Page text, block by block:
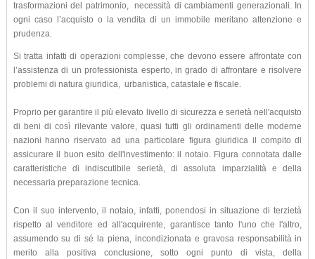
trasformazioni del patrimonio, necessità di cambiamenti generazionali. In
ogni caso l’acquisto o la vendita di un immobile meritano attenzione e
prudenza.
Si tratta infatti di operazioni complesse, che devono essere affrontate con
l’assistenza di un professionista esperto, in grado di affrontare e risolvere
problemi di natura giuridica, urbanistica, catastale e fiscale.
Proprio per garantire il più elevato livello di sicurezza e serietà nell'acquisto
di beni di così rilevante valore, quasi tutti gli ordinamenti delle moderne
nazioni hanno riservato ad una particolare figura giuridica il compito di
assicurare il buon esito dell'investimento: il notaio. Figura connotata dalle
caratteristiche di indiscutibile serietà, di assoluta imparzialità e della
necessaria preparazione tecnica.
Con il suo intervento, il notaio, infatti, ponendosi in situazione di terzietà
rispetto al venditore ed all'acquirente, garantisce tanto l'uno che l'altro,
assumendo su di sé la piena, incondizionata e gravosa responsabilità in
merito alla positiva conclusione, sotto ogni punto di vista, della